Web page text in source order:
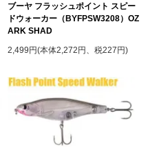
ブーヤ フラッシュポイント スピー
ドウォーカー（BYFPSW3208）OZ
ARK SHAD
2,499円(本体2,272円、税227円)